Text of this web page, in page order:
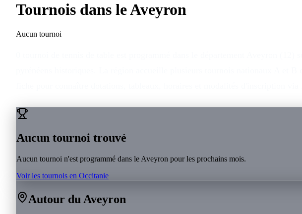
Tournois dans leAveyron
Aucun tournoi
Aucun tournoi trouvé
Aucun tournoi n'est programmé dans le Aveyron pour les prochains mois.
Voir les tournois en Occitanie
Autour du Aveyron